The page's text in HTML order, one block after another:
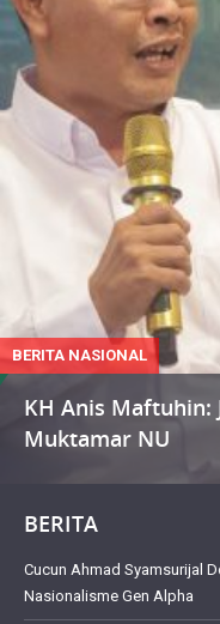
BERITA NASIONAL
KH Anis Maftuhin:
Muktamar NU
BERITA
Cucun Ahmad Syamsurijal
Nasionalisme Gen Alpha